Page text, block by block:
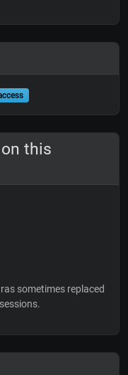
this
sometimes replaced